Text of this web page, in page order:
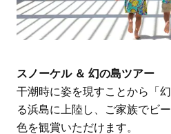
スノーケル ＆ 幻の島ツアー
干潮時に姿を現すことから「
る浜島に上陸し、ご家族でビ
色を観賞いただけます。